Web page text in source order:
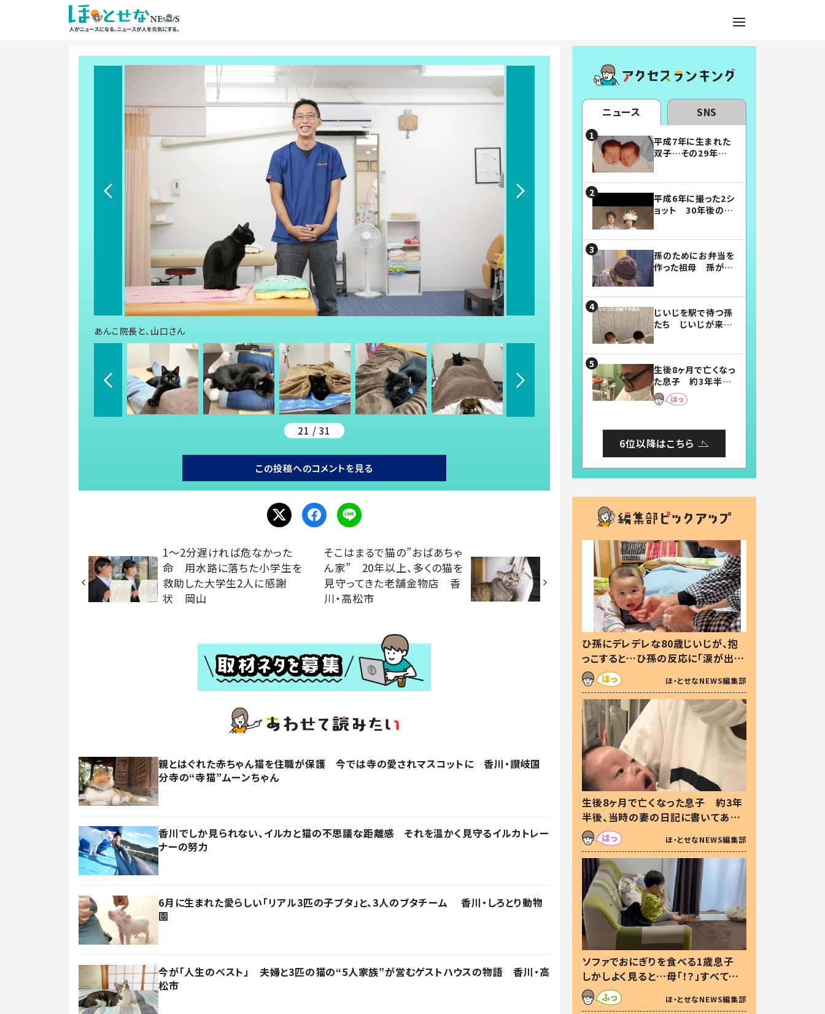
あんこ院長と、山口さん
21 / 31
この投稿へのコメントを見る
1～2分遅ければ危なかった
命 用水路に落ちた小学生を
救助した大学生2人に感謝
状 岡山
そこはまるで猫の”おばあちゃ
ん家” 20年以上、多くの猫を
見守ってきた老舗金物店 香
川・高松市
親とはぐれた赤ちゃん猫を住職が保護 今では寺の愛されマスコットに 香川・讃岐国
分寺の“寺猫”ムーンちゃん
香川でしか見られない、イルカと猫の不思議な距離感 それを温かく見守るイルカトレー
ナーの努力
6月に生まれた愛らしい「リアル3匹の子ブタ」と、3人のブタチーム 香川・しろとり動物
園
今が「人生のベスト」 夫婦と3匹の猫の“5人家族”が営むゲストハウスの物語 香川・高
松市
ニュース SNS
平成7年に生まれた
双子…その29年後
平成6年に撮った2シ
ョット 30年後の姿
孫のためにお弁当を
作った祖母 孫が絶
じいじを駅で待つ孫
たち じいじが来た
まらない」「幸せにな
れる」
生後8ヶ月で亡くなっ
た息子 約3年半
後、当時の妻の日記
に書いてあった本音
6位以降はこちら
ひ孫にデレデレな80歳じいじが、抱
っこすると…ひ孫の反応に「涙が出ま
した」「可愛くて仕方ない」
ほ・とせなNEWS編集部
生後8ヶ月で亡くなった息子 約3年
半後、当時の妻の日記に書いてあっ
た本音とは
ほ・とせなNEWS編集部
ソファでおにぎりを食べる1歳息子
しかしよく見ると…母「！？」すべてを
察した母の投稿に「可愛いから許
す！」「現行犯〜」
ほ・とせなNEWS編集部